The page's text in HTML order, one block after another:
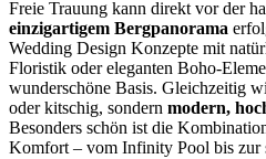
Freie Trauung kann direkt vor der
einzigartigem Bergpanorama
Wedding Design Konzepte mit
Floristik oder eleganten Boho-
wunderschöne Basis. Gleichzeitig
oder kitschig, sondern modern,
Besonders schön ist die
Komfort – vom Infinity Pool bis